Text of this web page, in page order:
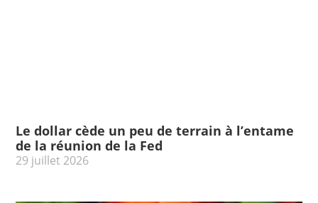
Le dollar cède un peu de terrain à l’entame
de la réunion de la Fed
29 juillet 2026